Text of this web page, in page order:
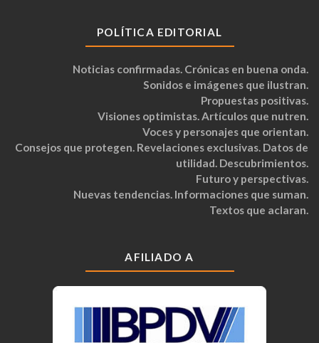
POLÍTICA EDITORIAL
Noticias confirmadas. Crónicas en buena onda.
Sonidos e imágenes que ilustran.
Propuestas positivas.
Visiones optimistas. Artículos que nutren.
Voces y personajes que orientan.
Consejos que protegen. Revelaciones exclusivas. Datos de
utilidad. Descubrimientos.
Futuro y perspectivas.
Nuevas tendencias. Informaciones que suman.
Textos que aclaran.
AFILIADO A